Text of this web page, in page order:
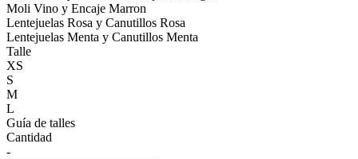
Moli Vino y Encaje Marron
Lentejuelas Rosa y Canutillos Rosa
Lentejuelas Menta y Canutillos Menta
Talle
XS
S
M
L
Guía de talles
Cantidad
-